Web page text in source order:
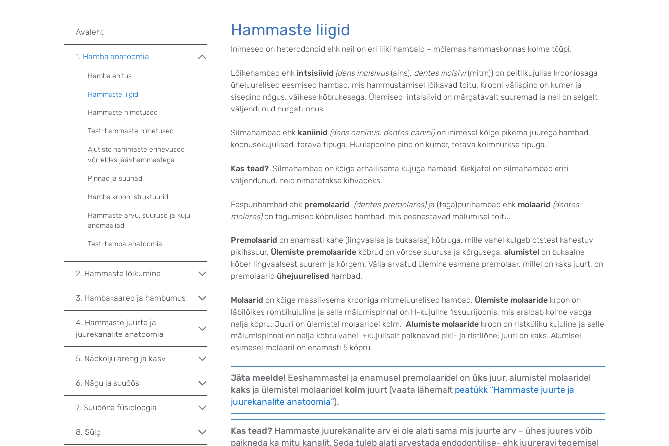
Hammaste liigid
Inimesed on heterodondid ehk neil on eri liiki hambaid – mõlemas hammaskonnas kolme tüüpi.
Lõikehambad ehk intsisiivid (dens incisivus (ains), dentes incisivi (mitm)) on peitlikujulise krooniosaga
ühejuurelised eesmised hambad, mis hammustamisel lõikavad toitu. Krooni välispind on kumer ja
sisepind nõgus, väikese köbrukesega. Ülemised intsisiivid on märgatavalt suuremad ja neil on selgelt
väljendunud nurgatunnus.
Silmahambad ehk kaniinid (dens caninus, dentes canini)on inimesel kõige pikema juurega hambad,
koonusekujulised, terava tipuga. Huulepoolne pind on kumer, terava kolmnurkse tipuga.
Kas tead? Silmahambad on kõige arhailisema kujuga hambad. Kiskjatel on silmahambad eriti
väljendunud, neid nimetatakse kihvadeks.
Eespurihambad ehk premolaarid (dentes premolares) ja (taga)purihambad ehk molaarid (dentes
molares) on tagumised köbrulised hambad, mis peenestavad mälumisel toitu.
Premolaarid on enamasti kahe (lingvaalse ja bukaalse) köbruga, mille vahel kulgeb otstest kahestuv
pikifissuur. Ülemiste premolaaride köbrud on võrdse suuruse ja kõrgusega, alumistel on bukaalne
köber lingvaalsest suurem ja kõrgem. Välja arvatud ülemine esimene premolaar, millel on kaks juurt, on
premolaarid ühejuurelised hambad.
Molaarid on kõige massiivsema krooniga mitmejuurelised hambad. Ülemiste molaaride kroon on
läbilõikes rombikujuline ja selle mälumispinnal on H-kujuline fissuurijoonis, mis eraldab kolme vaoga
nelja köpru. Juuri on ülemistel molaaridel kolm. Alumiste molaaride kroon on ristküliku kujuline ja selle
mälumispinnal on nelja köbru vahel +kujuliselt paiknevad piki- ja ristilõhe; juuri on kaks. Alumisel
esimesel molaaril on enamasti 5 köpru.
Jäta meelde! Eeshammastel ja enamusel premolaaridel on üks juur, alumistel molaaridel
kaks ja ülemistel molaaridel kolm juurt (vaata lähemalt peatükk “Hammaste juurte ja
juurekanalite anatoomia”).
Kas tead? Hammaste juurekanalite arv ei ole alati sama mis juurte arv – ühes juures võib
paikneda ka mitu kanalit. Seda tuleb alati arvestada endodontilise- ehk juureravi tegemisel
Avaleht
1. Hamba anatoomia
Hamba ehitus
Hammaste liigid
Hammaste nimetused
Test: hammaste nimetused
Ajutiste hammaste erinevused
võrreldes jäävhammastega
Pinnad ja suunad
Hamba krooni struktuurid
Hammaste arvu, suuruse ja kuju
anomaaliad
Test: hamba anatoomia
2. Hammaste lõikumine
3. Hambakaared ja hambumus
4. Hammaste juurte ja
juurekanalite anatoomia
5. Näokolju areng ja kasv
6. Nägu ja suuõõs
7. Suuõõne füsioloogia
8. Sülg